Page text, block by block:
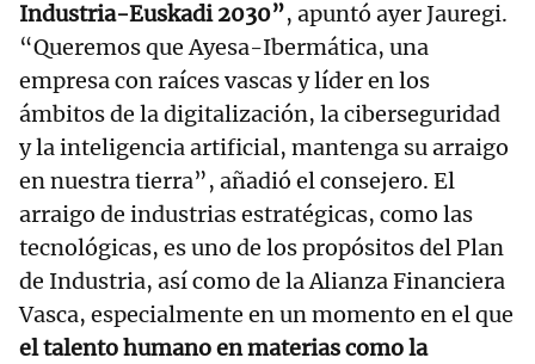
Industria-Euskadi 2030”, apuntó ayer Jauregi.
“Queremos que Ayesa-Ibermática, una
empresa con raíces vascas y líder en los
ámbitos de la digitalización, la ciberseguridad
y la inteligencia artificial, mantenga su arraigo
en nuestra tierra”, añadió el consejero. El
arraigo de industrias estratégicas, como las
tecnológicas, es uno de los propósitos del Plan
de Industria, así como de la Alianza Financiera
Vasca, especialmente en un momento en el que
el talento humano en materias como la